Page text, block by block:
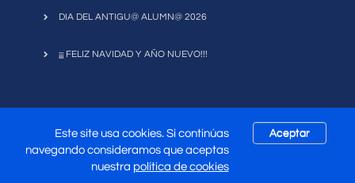
DIA DEL ANTIGU@ ALUMN@ 2026
¡¡¡ FELIZ NAVIDAD Y AÑO NUEVO!!!
Asociación Antiguos Alumnos
Universidad Laboral de Gijón
Mapa Web
Este site usa cookies. Si continúas
navegando consideramos que aceptas
nuestra política de cookies
Aceptar